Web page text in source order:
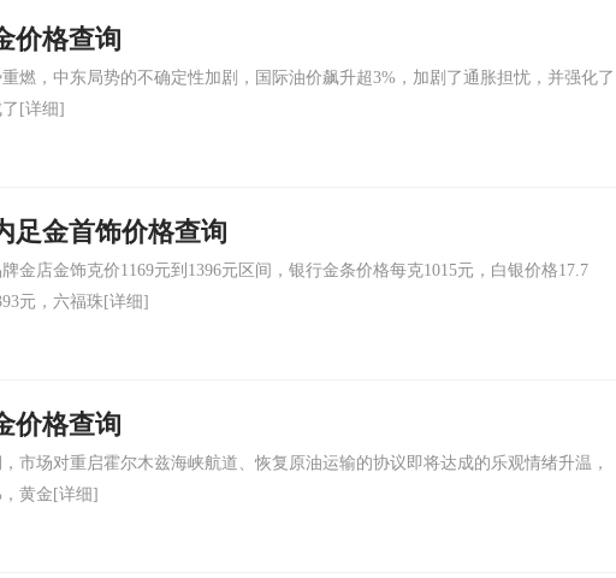
价格查询
燃，中东局势的不确定性加剧，国际油价飙升超3%，加剧了通胀担忧，并强化了
[详细]
足金首饰价格查询
金店金饰克价1169元到1396元区间，银行金条价格每克1015元，白银价格17.7
元，六福珠 [详细]
价格查询
市场对重启霍尔木兹海峡航道、恢复原油运输的协议即将达成的乐观情绪升温，
黄金 [详细]